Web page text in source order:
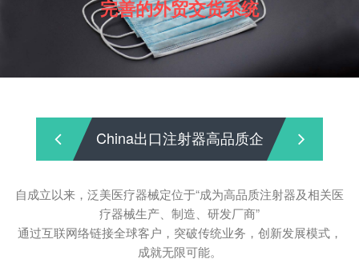
Syringe China
China出口注射器高品质企
自成立以来，泛美医疗器械定位于“成为高品质注射器及相关医
疗器械生产、制造、研发厂商”
通过互联网络链接全球客户，突破传统业务，创新发展模式，
成就无限可能。